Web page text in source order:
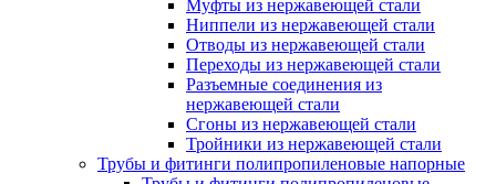
Муфты из нержавеющей стали
Ниппели из нержавеющей стали
Отводы из нержавеющей стали
Переходы из нержавеющей стали
Разъемные соединения из
нержавеющей стали
Сгоны из нержавеющей стали
Тройники из нержавеющей стали
Трубы и фитинги полипропиленовые напорные